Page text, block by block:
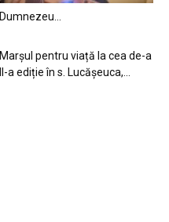
Dumnezeu…
Marșul pentru viață la cea de-a
II-a ediție în s. Lucășeuca,...